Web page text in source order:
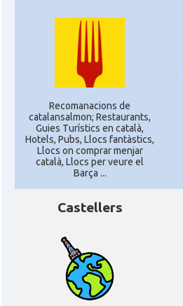
Recomanacions de
catalansalmon; Restaurants,
Guies Turístics en català,
Hotels, Pubs, Llocs fantàstics,
Llocs on comprar menjar
català, Llocs per veure el
Barça ...
Castellers